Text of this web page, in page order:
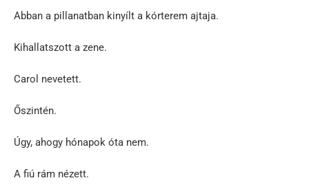
Abban a pillanatban kinyílt a kórterem ajtaja.
Kihallatszott a zene.
Carol nevetett.
Őszintén.
Úgy, ahogy hónapok óta nem.
A fiú rám nézett.